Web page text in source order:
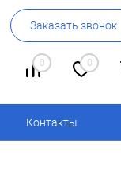
Заказать звонок
0 0
Контакты